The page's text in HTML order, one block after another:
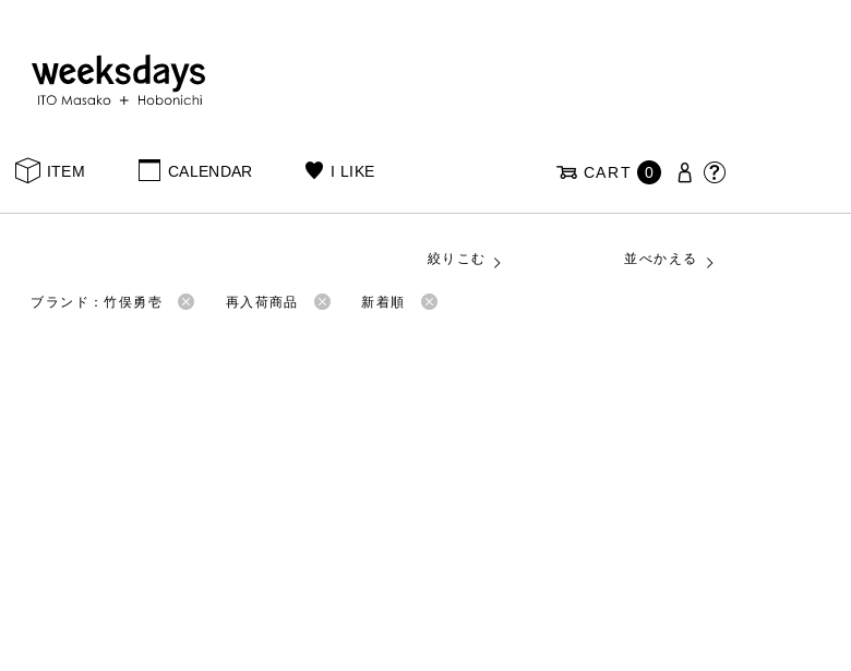
ITEM CALENDAR I LIKE CART 0
絞りこむ 並べかえる
ブランド：竹俣勇壱 再入荷商品 新着順